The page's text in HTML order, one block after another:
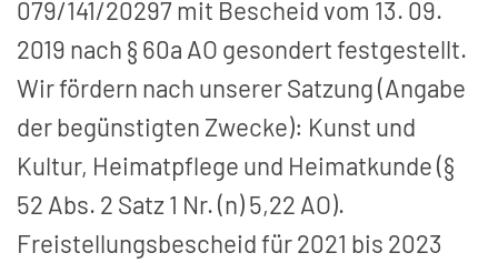
079/141/20297 mit Bescheid vom 13. 09.
2019 nach § 60a AO gesondert festgestellt.
Wir fördern nach unserer Satzung (Angabe
der begünstigten Zwecke): Kunst und
Kultur, Heimatpflege und Heimatkunde (§
52 Abs. 2 Satz 1 Nr. (n) 5,22 AO).
Freistellungsbescheid für 2021 bis 2023